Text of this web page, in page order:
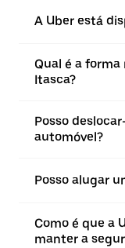
A Uber está
Qual é a
Itasca?
Posso
automóvel?
Posso alugar
Como é que a
manter a